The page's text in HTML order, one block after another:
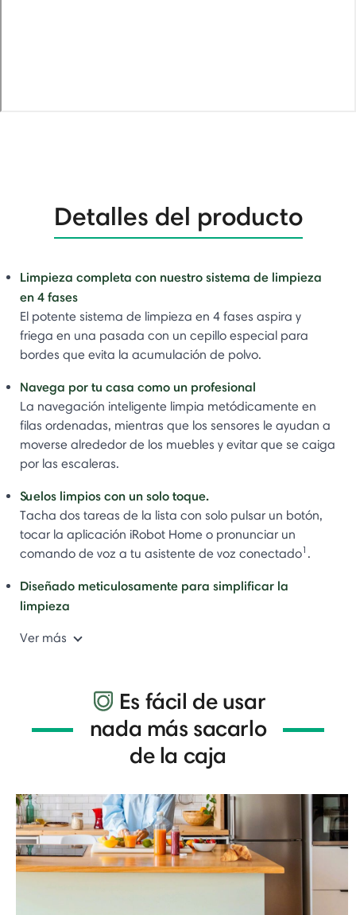
Detalles del producto
Limpieza completa con nuestro sistema de limpieza
en 4 fases​
El potente sistema de limpieza en 4 fases aspira y
friega en una pasada con un cepillo especial para
bordes que evita la acumulación de polvo.
Navega por tu casa como un profesional
La navegación inteligente limpia metódicamente en
filas ordenadas, mientras que los sensores le ayudan a
moverse alrededor de los muebles y evitar que se caiga
por las escaleras.
Suelos limpios con un solo toque.
Tacha dos tareas de la lista con solo pulsar un botón,
tocar la aplicación iRobot Home o pronunciar un
comando de voz a tu asistente de voz conectado1 .
Diseñado meticulosamente para simplificar la
limpieza
Ver más
Es fácil de usar
nada más sacarlo
de la caja